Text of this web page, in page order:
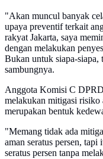
"Akan muncul banyak
upaya preventif terkait
rakyat Jakarta, saya
dengan melakukan
Bukan untuk siapa-
sambungnya.
Anggota Komisi C
melakukan mitigasi risiko
merupakan bentuk
"Memang tidak ada
aman seratus persen,
seratus persen tanpa